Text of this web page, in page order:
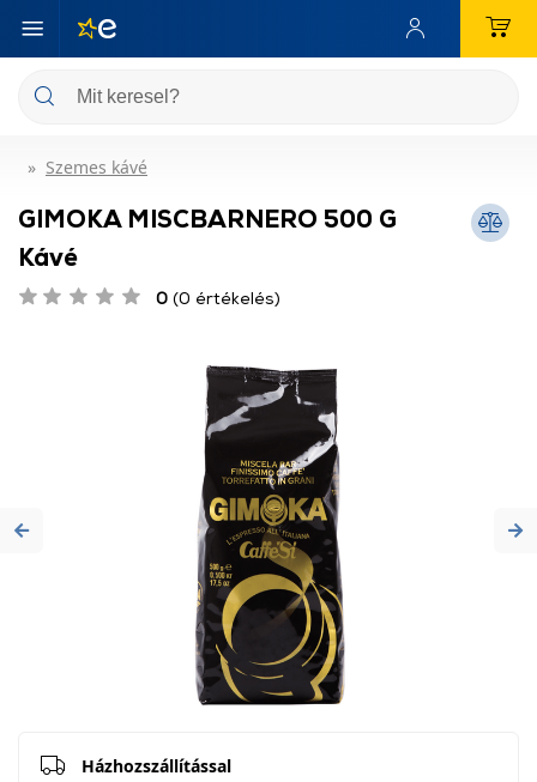
Szemes kávé
GIMOKA MISCBARNERO 500 G
Kávé
0 (0 értékelés)
Previous
Házhozszállítással